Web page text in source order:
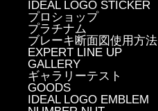
IDEAL LOGO STICKER
プロショップ
プラチナム
ブレーキ断面図使用方法
EXPERT LINE UP
GALLERY
ギャラリーテスト
GOODS
IDEAL LOGO EMBLEM